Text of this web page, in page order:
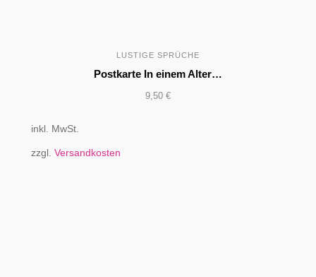
LUSTIGE SPRÜCHE
Postkarte In einem Alter…
9,50 €
inkl. MwSt.
zzgl. Versandkosten